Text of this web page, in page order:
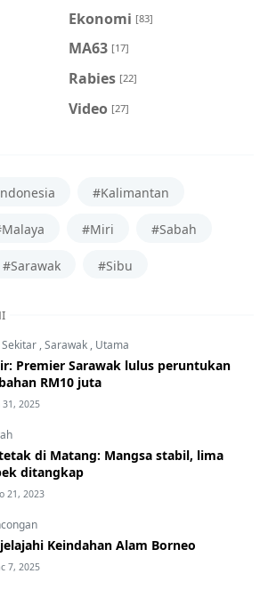
Ekonomi [83]
MA63 [17]
Rabies [22]
Video [27]
#Kalimantan
#Miri #Sabah
#Sarawak #Sibu
,Sarawak, Utama
Premier Sarawak lulus peruntukan
RM10 juta
31, 2025
di Matang: Mangsa stabil, lima
ditangkap
21, 2023
Keindahan Alam Borneo
7, 2025